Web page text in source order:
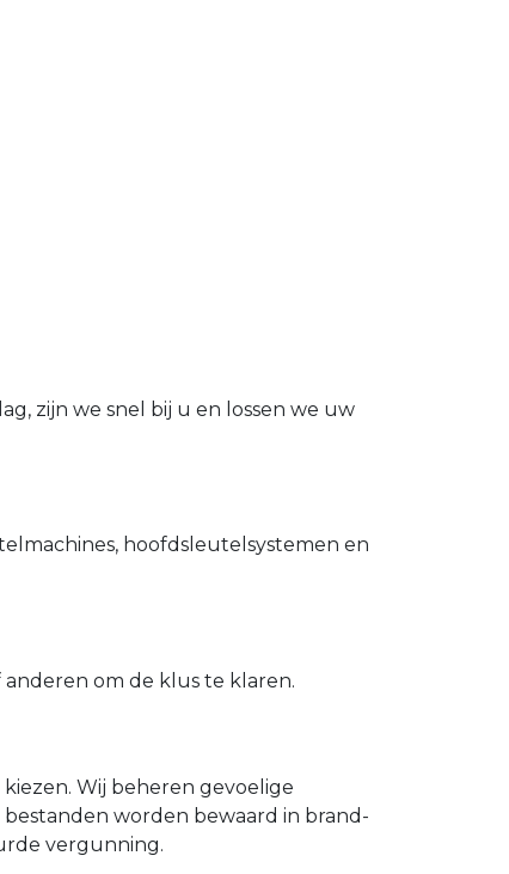
zijn we snel bij u en lossen we uw
hoofdsleutelsystemen en
om de klus te klaren.
Wij beheren gevoelige
worden bewaard in brand-
vergunning.